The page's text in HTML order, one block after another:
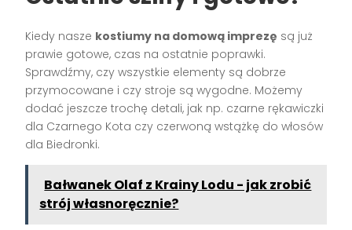
Kiedy nasze kostiumy na domową imprezę są już
prawie gotowe, czas na ostatnie poprawki.
Sprawdźmy, czy wszystkie elementy są dobrze
przymocowane i czy stroje są wygodne. Możemy
dodać jeszcze trochę detali, jak np. czarne rękawiczki
dla Czarnego Kota czy czerwoną wstążkę do włosów
dla Biedronki.
Bałwanek Olaf z Krainy Lodu - jak zrobić
strój własnoręcznie?